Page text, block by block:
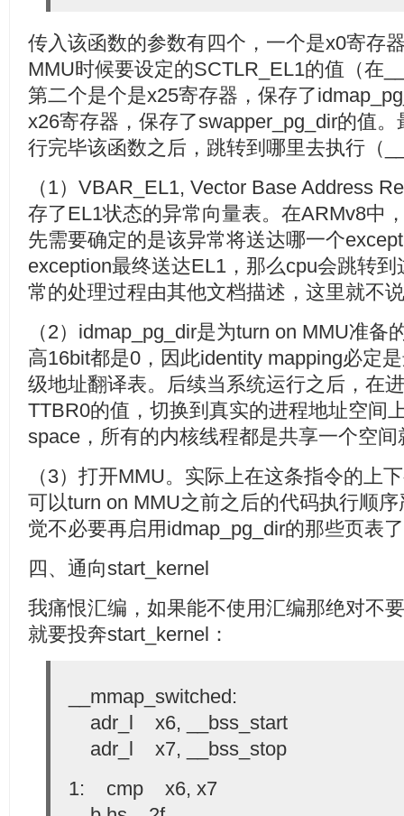
传入该函数的参数有四个，一个是x0寄存
MMU时候要设定的SCTLR_EL1的值（在
第二个是个是x25寄存器，保存了
x26寄存器，保存了swapper_pg_dir的值
行完毕该函数之后，跳转到哪里去执行（
（1）VBAR_EL1, Vector Base Address
存了EL1状态的异常向量表。在ARMv8中
先需要确定的是该异常将送达哪一个
exception最终送达EL1，那么cpu会跳转
常的处理过程由其他文档描述，这里就不
（2）idmap_pg_dir是为turn on MMU准
高16bit都是0，因此identity mapping必定
级地址翻译表。后续当系统运行之后，在
TTBR0的值，切换到真实的进程地址空间
space，所有的内核线程都是共享一个空
（3）打开MMU。实际上在这条指令的上
可以turn on MMU之前之后的代码执行顺
觉不必要再启用idmap_pg_dir的那些页表
四、通向start_kernel
我痛恨汇编，如果能不使用汇编那绝对不
就要投奔start_kernel：
__mmap_switched:
adr_l x6, __bss_start
adr_l x7, __bss_stop
1: cmp x6, x7